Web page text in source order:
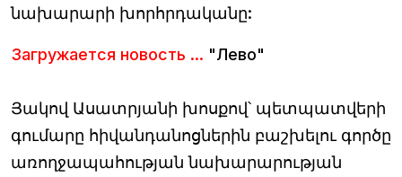
նախարարի խորհրդականը:
Загружается новость ... "Лево"
Յակով Ասատրյանի խոսքով՝ պետպատվերի
գումարը հիվանդանոցներին բաշխելու գործը
առողջապահության նախարարության